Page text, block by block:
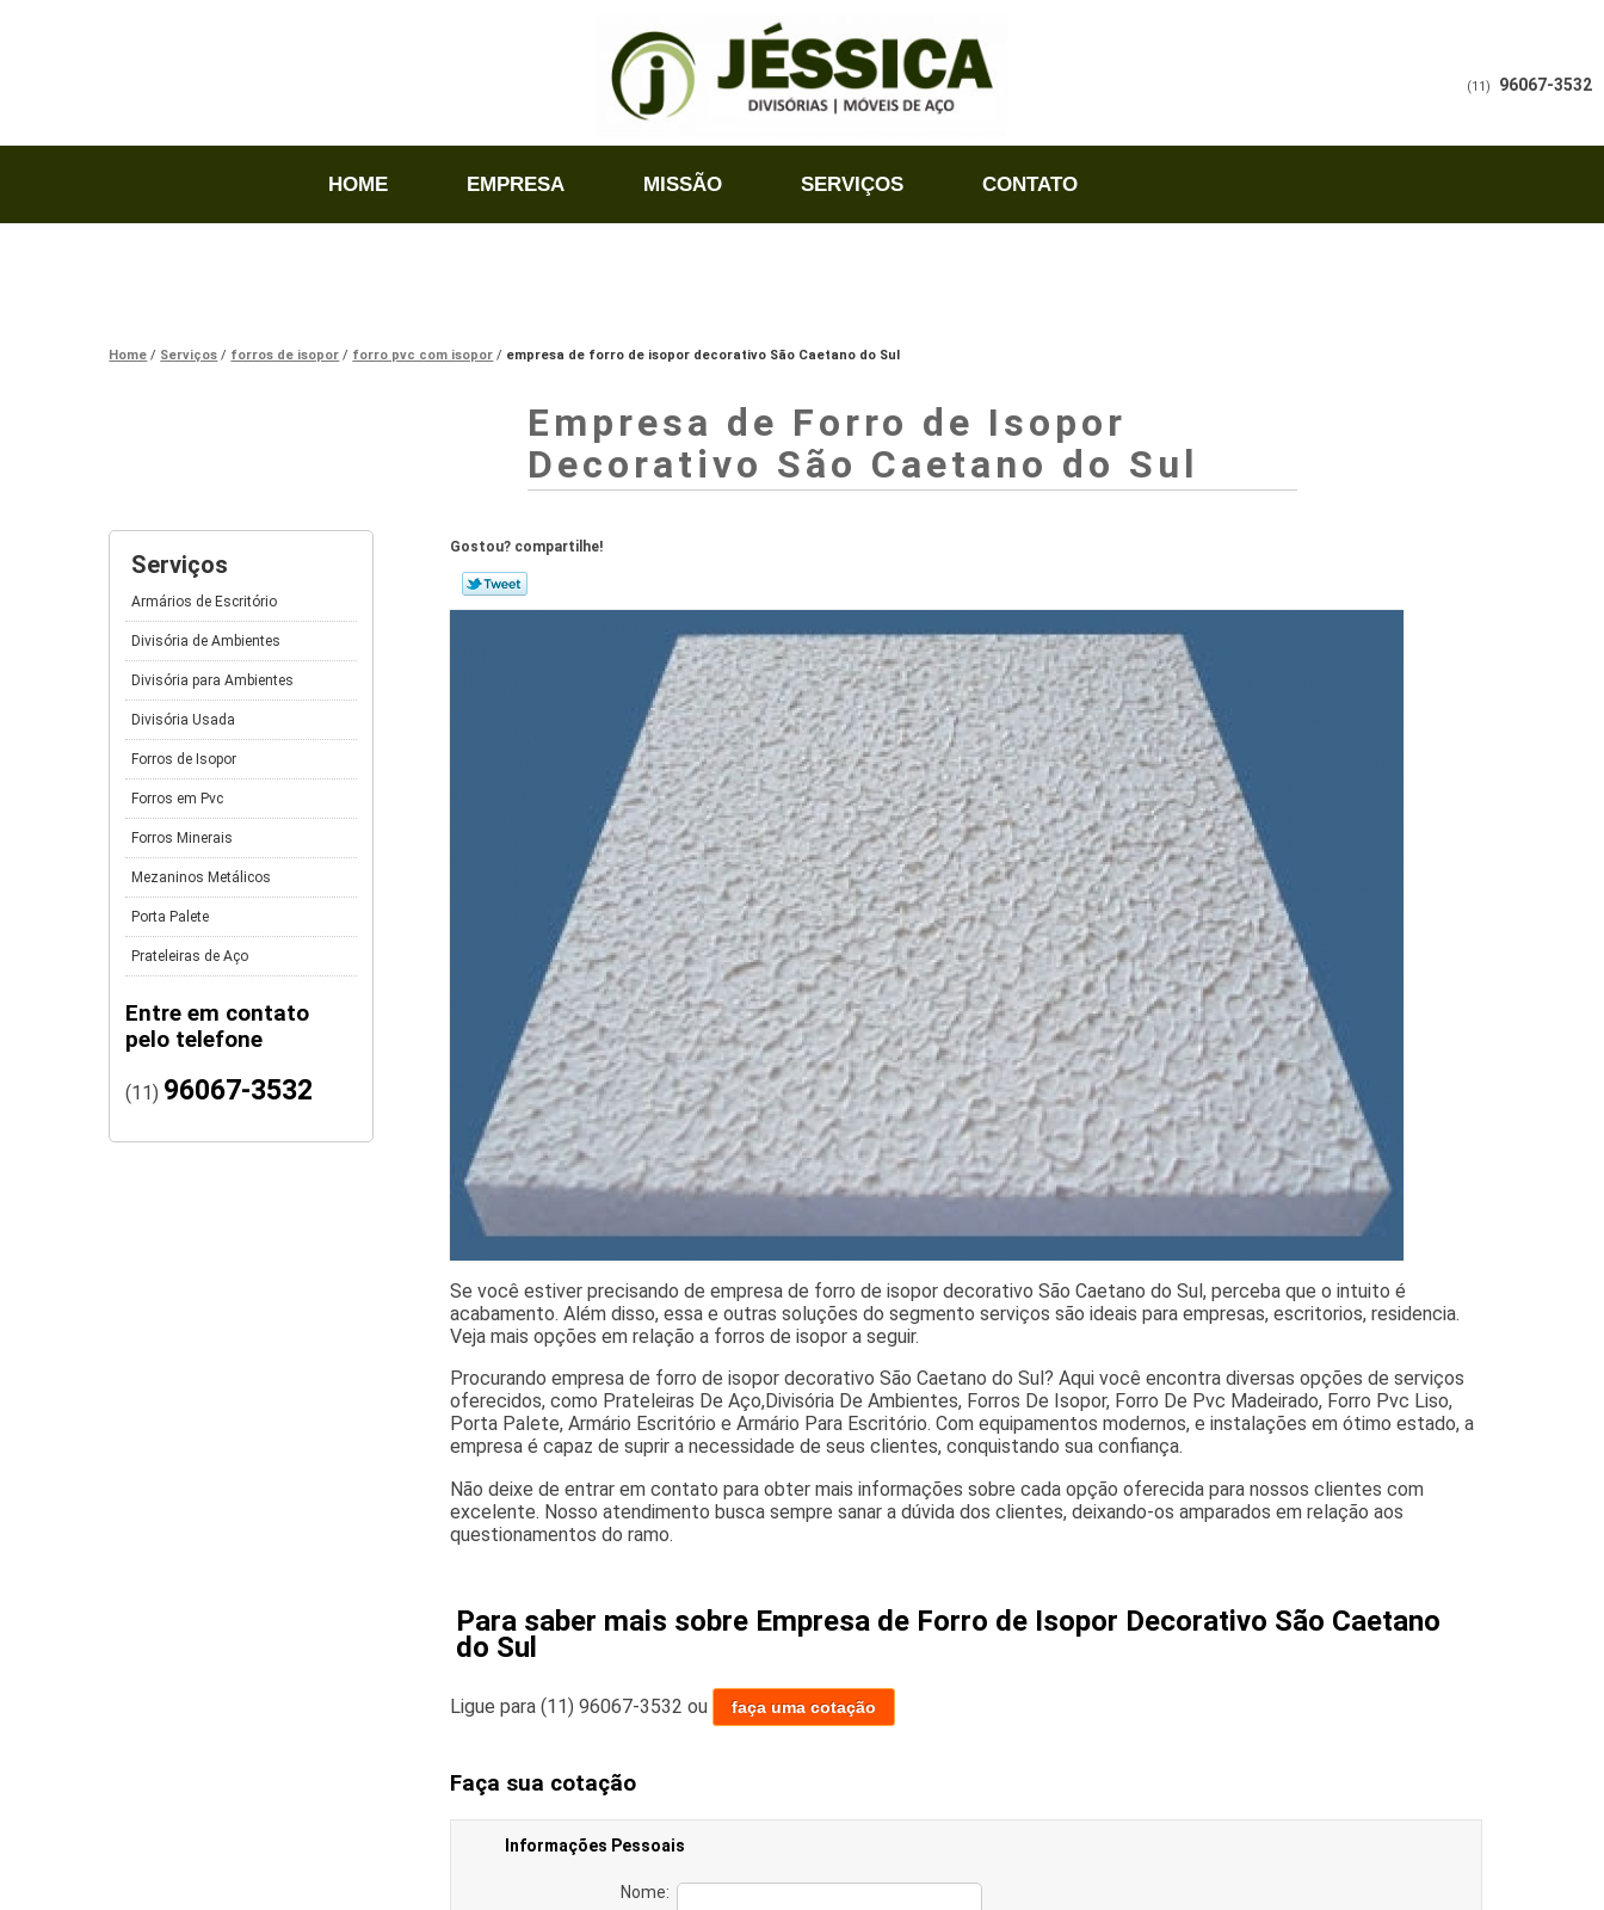
HOME EMPRESA MISSÃO SERVIÇOS CONTATO
(11) 96067-3532
Home Serviços forros de isopor forro pvc com isopor empresa de forro de isopor decorativo São Caetano do Sul
Serviços
Armários de Escritório
Divisória de Ambientes
Divisória para Ambientes
Divisória Usada
Forros de Isopor
Forros em Pvc
Forros Minerais
Mezaninos Metálicos
Porta Palete
Prateleiras de Aço
Entre em contato
pelo telefone
(11) 96067-3532
Empresa de Forro de Isopor
Decorativo São Caetano do Sul
Gostou? compartilhe!
Se você estiver precisando de empresa de forro de isopor decorativo São Caetano do Sul, perceba que o intuito é
acabamento. Além disso, essa e outras soluções do segmento serviços são ideais para empresas, escritorios, residencia.
Veja mais opções em relação a forros de isopor a seguir.
Procurando empresa de forro de isopor decorativo São Caetano do Sul? Aqui você encontra diversas opções de serviços
oferecidos, como Prateleiras De Aço,Divisória De Ambientes, Forros De Isopor, Forro De Pvc Madeirado, Forro Pvc Liso,
Porta Palete, Armário Escritório e Armário Para Escritório. Com equipamentos modernos, e instalações em ótimo estado, a
empresa é capaz de suprir a necessidade de seus clientes, conquistando sua confiança.
Não deixe de entrar em contato para obter mais informações sobre cada opção oferecida para nossos clientes com
excelente. Nosso atendimento busca sempre sanar a dúvida dos clientes, deixando-os amparados em relação aos
questionamentos do ramo.
Para saber mais sobre Empresa de Forro de Isopor Decorativo São Caetano
do Sul
Ligue para(11) 96067-3532 ou faça uma cotação
Faça sua cotação
Informações Pessoais
Nome: